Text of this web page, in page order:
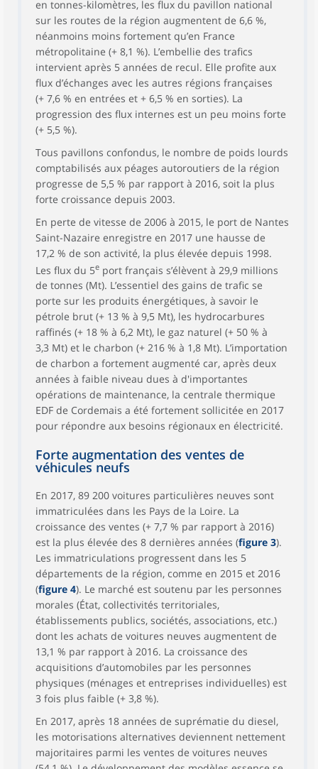
en tonnes-kilomètres, les flux du pavillon national
sur les routes de la région augmentent de 6,6 %,
néanmoins moins fortement qu’en France
métropolitaine (+ 8,1 %). L’embellie des trafics
intervient après 5 années de recul. Elle profite aux
flux d’échanges avec les autres régions françaises
(+ 7,6 % en entrées et + 6,5 % en sorties). La
progression des flux internes est un peu moins forte
(+ 5,5 %).
Tous pavillons confondus, le nombre de poids lourds
comptabilisés aux péages autoroutiers de la région
progresse de 5,5 % par rapport à 2016, soit la plus
forte croissance depuis 2003.
En perte de vitesse de 2006 à 2015, le port de Nantes
Saint-Nazaire enregistre en 2017 une hausse de
17,2 % de son activité, la plus élevée depuis 1998.
Les flux du 5e port français s’élèvent à 29,9 millions
de tonnes (Mt). L’essentiel des gains de trafic se
porte sur les produits énergétiques, à savoir le
pétrole brut (+ 13 % à 9,5 Mt), les hydrocarbures
raffinés (+ 18 % à 6,2 Mt), le gaz naturel (+ 50 % à
3,3 Mt) et le charbon (+ 216 % à 1,8 Mt). L’importation
de charbon a fortement augmenté car, après deux
années à faible niveau dues à d'importantes
opérations de maintenance, la centrale thermique
EDF de Cordemais a été fortement sollicitée en 2017
pour répondre aux besoins régionaux en électricité.
Forte augmentation des ventes de
véhicules neufs
En 2017, 89 200 voitures particulières neuves sont
immatriculées dans les Pays de la Loire. La
croissance des ventes (+ 7,7 % par rapport à 2016)
est la plus élevée des 8 dernières années (figure 3).
Les immatriculations progressent dans les 5
départements de la région, comme en 2015 et 2016
(figure 4). Le marché est soutenu par les personnes
morales (État, collectivités territoriales,
établissements publics, sociétés, associations, etc.)
dont les achats de voitures neuves augmentent de
13,1 % par rapport à 2016. La croissance des
acquisitions d’automobiles par les personnes
physiques (ménages et entreprises individuelles) est
3 fois plus faible (+ 3,8 %).
En 2017, après 18 années de suprématie du diesel,
les motorisations alternatives deviennent nettement
majoritaires parmi les ventes de voitures neuves